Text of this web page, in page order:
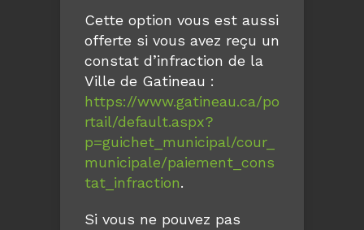
Cette option vous est aussi
offerte si vous avez reçu un
constat d’infraction de la
Ville de Gatineau :
https://www.gatineau.ca/po
rtail/default.aspx?
p=guichet_municipal/cour_
municipale/paiement_cons
tat_infraction.
Si vous ne pouvez pas